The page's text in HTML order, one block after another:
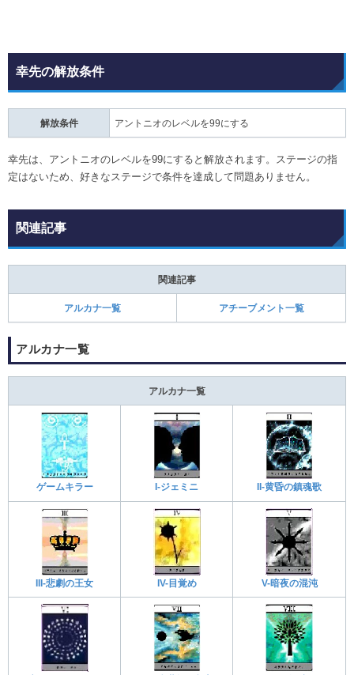
幸先の解放条件
解放条件 アントニオのレベルを99にする
幸先は、アントニオのレベルを99にすると解放されます。ステージの指
定はないため、好きなステージで条件を達成して問題ありません。
関連記事
関連記事
アルカナ一覧 アチーブメント一覧
アルカナ一覧
アルカナ一覧
ゲームキラー I-ジェミニ II-黄昏の鎮魂歌
III-悲劇の王女 IV-目覚め V-暗夜の混沌